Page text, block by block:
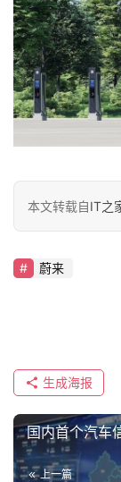
本文转载自IT之
蔚来
生成海报
国内首个汽车
上一篇